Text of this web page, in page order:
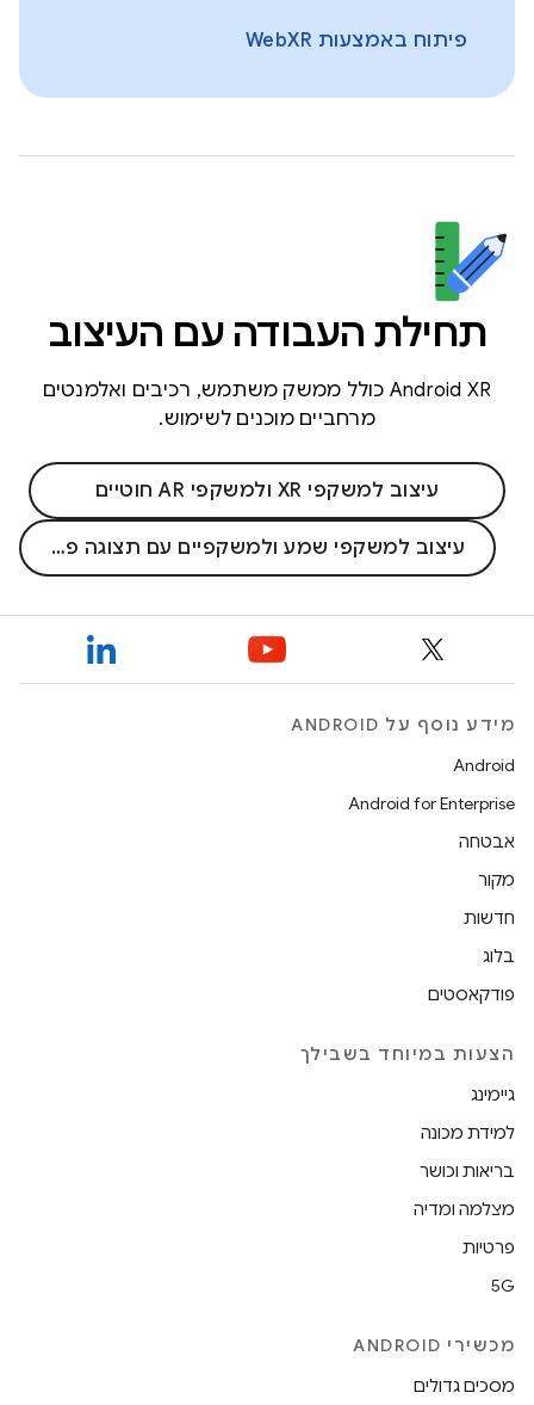
פיתוח באמצעות WebXR
תחילת העבודה עם העיצוב
Android XR כולל ממשק משתמש, רכיבים ואלמנטים
מרחביים מוכנים לשימוש.
עיצוב למשקפי XR ולמשקפי AR חוטיים
עיצוב למשקפי שמע ולמשקפיים עם תצוגה פנימית
מידע נוסף על ANDROID
Android
Android for Enterprise
אבטחה
מקור
חדשות
בלוג
פודקאסטים
הצעות במיוחד בשבילך
גיימינג
למידת מכונה
בריאות וכושר
מצלמה ומדיה
פרטיות
5G
מכשירי ANDROID
מסכים גדולים